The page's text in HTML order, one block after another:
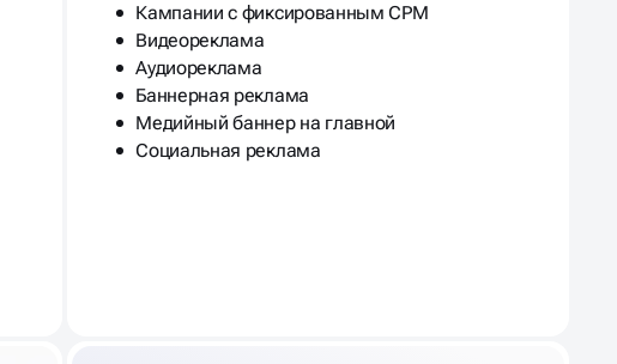
Кампании с фиксированным CPM
Видеореклама
Аудиореклама
Баннерная реклама
Медийный баннер на главной
Социальная реклама